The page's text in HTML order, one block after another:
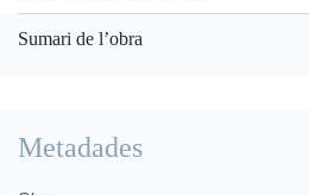
Sumari de l’obra
Metadades